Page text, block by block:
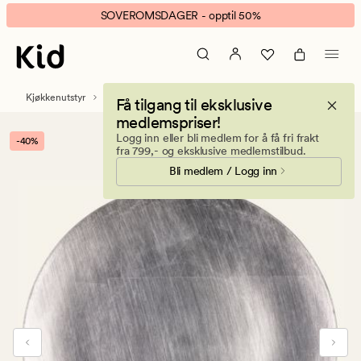
Penny
dekketallerken
sølv
banner.
Klikk
ESCAPE
pause.
SOVEROMSDAGER - opptil 50%
Få tilgang til eksklusive
medlemspriser!
Logg inn eller bli medlem for å få fri frakt
fra 799,- og eksklusive medlemstilbud.
Bli medlem / Logg inn
Kjøkkenutstyr Servise Dekketallerken
-40%